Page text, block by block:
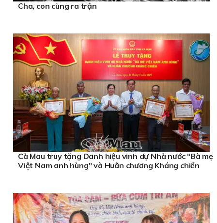
Cha, con cùng ra trận
Cà Mau truy tặng Danh hiệu vinh dự Nhà nước "Bà mẹ
Việt Nam anh hùng" và Huân chương Kháng chiến